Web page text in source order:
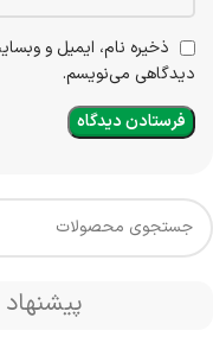
ذخیره نام، ایمیل و
دیدگاهی می‌نویسم.